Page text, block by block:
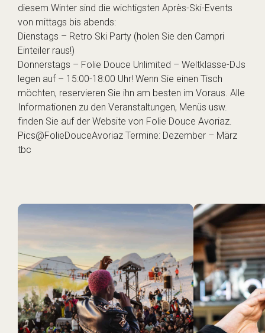
diesem Winter sind die wichtigsten Après-Ski-Events
von mittags bis abends:
Dienstags – Retro Ski Party (holen Sie den Campri
Einteiler raus!)
Donnerstags – Folie Douce Unlimited – Weltklasse-DJs
legen auf – 15:00-18:00 Uhr! Wenn Sie einen Tisch
möchten, reservieren Sie ihn am besten im Voraus. Alle
Informationen zu den Veranstaltungen, Menüs usw.
finden Sie auf der Website von Folie Douce Avoriaz.
Pics@FolieDouceAvoriaz Termine: Dezember – März
tbc